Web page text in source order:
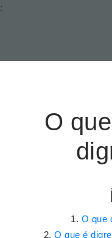
:
O
O que
O que é